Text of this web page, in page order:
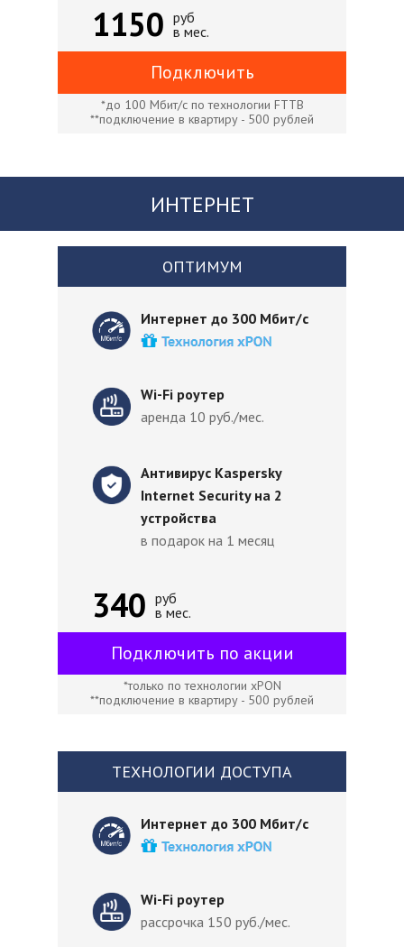
руб
в мес.
Интернет до 300 Мбит/с
340
*до 100 Мбит/с по технологии FTTB
**подключение в квартиру - 500 рублей
1150
ТЕХНОЛОГИИ ДОСТУПА
*только по технологии xPON
**подключение в квартиру - 500 рублей
Интернет до 300 Мбит/с
Wi-Fi роутер
рассрочка 150 руб./мес.
Подключить
ИНТЕРНЕТ
руб
в мес.
Wi-Fi роутер
аренда 10 руб./мес.
Подключить по акции
Антивирус Kaspersky
Internet Security на 2
устройства
в подарок на 1 месяц
ОПТИМУМ